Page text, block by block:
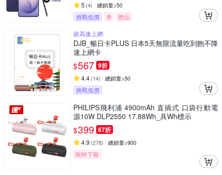
5 (4) 總銷量>50
挑戰低價 券
贈品
超高速上網
DJB_暢日卡PLUS 日本5天無限流量吃到飽不降
速上網卡
$567 9折
4.4(14) 總銷量>50
挑戰低價
PHILIPS飛利浦 4900mAh 直插式 口袋行動電
源10W DLP2550 17.88Wh_具Wh標示
$399 67折
4.9 (278) 總銷量>900
限時下殺